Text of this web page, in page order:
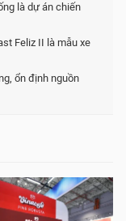
là dự án chiến
Feliz II là mẫu xe
ổn định nguồn